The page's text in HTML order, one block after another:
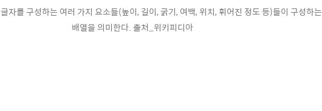
자를 구성하는 여러 가지 요소들(높이, 길이, 굵기, 여백, 위치, 휘어진 정도 등)들이 구성하는
배열을 의미한다. 출처_위키피디아